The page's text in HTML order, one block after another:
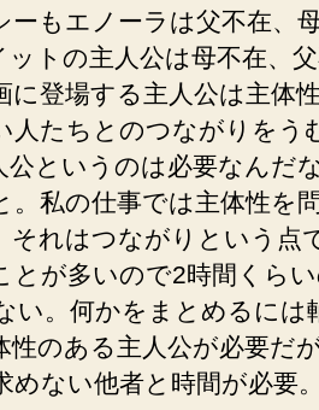
ーもエノーラは父不在、
トの主人公は母不在、
に登場する主人公は主体
人たちとのつながりをう
というのは必要なんだ
私の仕事では主体性を
それはつながりという点
とが多いので2時間くら
い。何かをまとめるには
のある主人公が必要だ
ない他者と時間が必要